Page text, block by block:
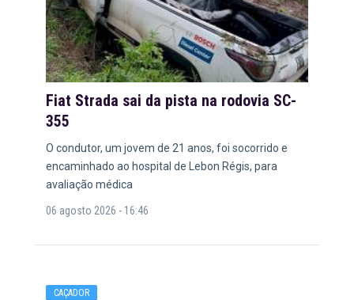
Fiat Strada sai da pista na rodovia SC-
355
O condutor, um jovem de 21 anos, foi socorrido e
encaminhado ao hospital de Lebon Régis, para
avaliação médica
06 agosto 2026 - 16:46
CAÇADOR